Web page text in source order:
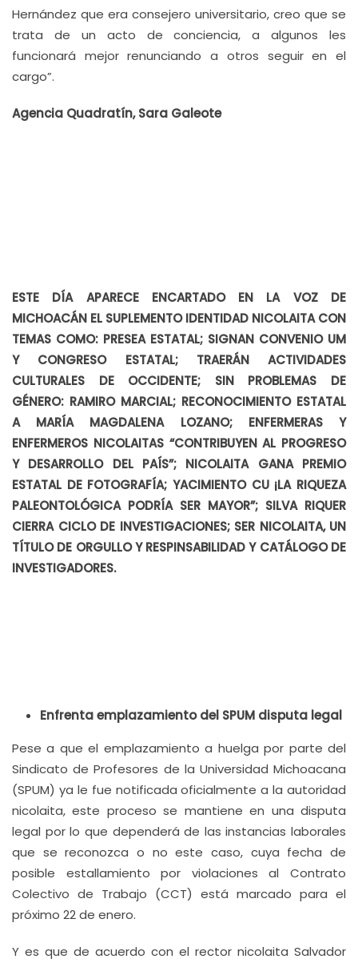
Hernández que era consejero universitario, creo que se
trata de un acto de conciencia, a algunos les
funcionará mejor renunciando a otros seguir en el
cargo”.
Agencia Quadratín, Sara Galeote
ESTE DÍA APARECE ENCARTADO EN LA VOZ DE
MICHOACÁN EL SUPLEMENTO IDENTIDAD NICOLAITA CON
TEMAS COMO: PRESEA ESTATAL; SIGNAN CONVENIO UM
Y CONGRESO ESTATAL; TRAERÁN ACTIVIDADES
CULTURALES DE OCCIDENTE; SIN PROBLEMAS DE
GÉNERO: RAMIRO MARCIAL; RECONOCIMIENTO ESTATAL
A MARÍA MAGDALENA LOZANO; ENFERMERAS Y
ENFERMEROS NICOLAITAS “CONTRIBUYEN AL PROGRESO
Y DESARROLLO DEL PAÍS”; NICOLAITA GANA PREMIO
ESTATAL DE FOTOGRAFÍA; YACIMIENTO CU ¡LA RIQUEZA
PALEONTOLÓGICA PODRÍA SER MAYOR”; SILVA RIQUER
CIERRA CICLO DE INVESTIGACIONES; SER NICOLAITA, UN
TÍTULO DE ORGULLO Y RESPINSABILIDAD Y CATÁLOGO DE
INVESTIGADORES.
Enfrenta emplazamiento del SPUM disputa legal
Pese a que el emplazamiento a huelga por parte del
Sindicato de Profesores de la Universidad Michoacana
(SPUM) ya le fue notificada oficialmente a la autoridad
nicolaita, este proceso se mantiene en una disputa
legal por lo que dependerá de las instancias laborales
que se reconozca o no este caso, cuya fecha de
posible estallamiento por violaciones al Contrato
Colectivo de Trabajo (CCT) está marcado para el
próximo 22 de enero.
Y es que de acuerdo con el rector nicolaita Salvador